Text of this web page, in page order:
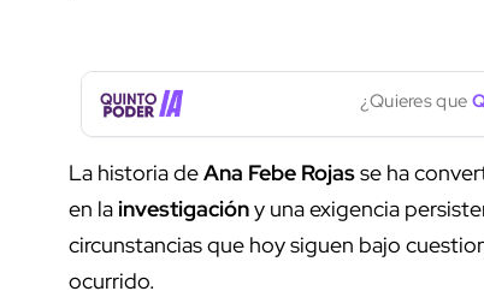
¿Quieres que
La historia deAna Febe Rojasse ha
en lainvestigacióny una exigencia
circunstancias que hoy siguen bajo
ocurrido.